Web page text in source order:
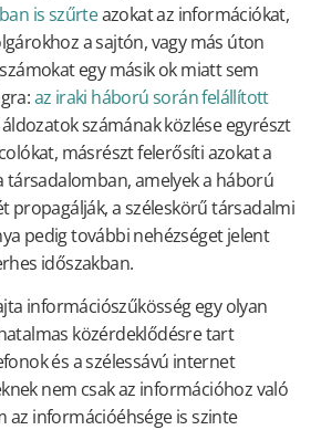
is szűrteazokat az információkat,
a sajtón, vagy más úton
egy másik ok miatt sem
az iraki háború során felállított
számának közlése egyrészt
másrészt felerősíti azokat a
társadalomban, amelyek a háború
propagálják, a széleskörű társadalmi
pedig további nehézséget jelent
időszakban.
információszűkösség egy olyan
közérdeklődésre tart
és a szélessávú internet
nem csak az információhoz való
az információéhsége is szinte